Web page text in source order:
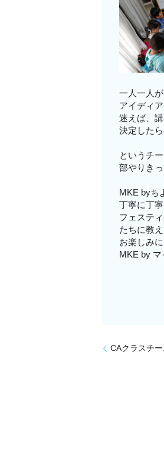
一人一人
アイディア
迷えば、
決定したら
というチ
部やりきっ
MKE byち
丁寧に丁
フェステ
たちに教
お楽しみ
MKE by マ
CAクラスチ